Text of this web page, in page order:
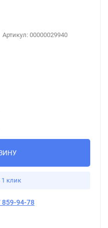
Артикул: 00000029940
1 клик
859-94-78